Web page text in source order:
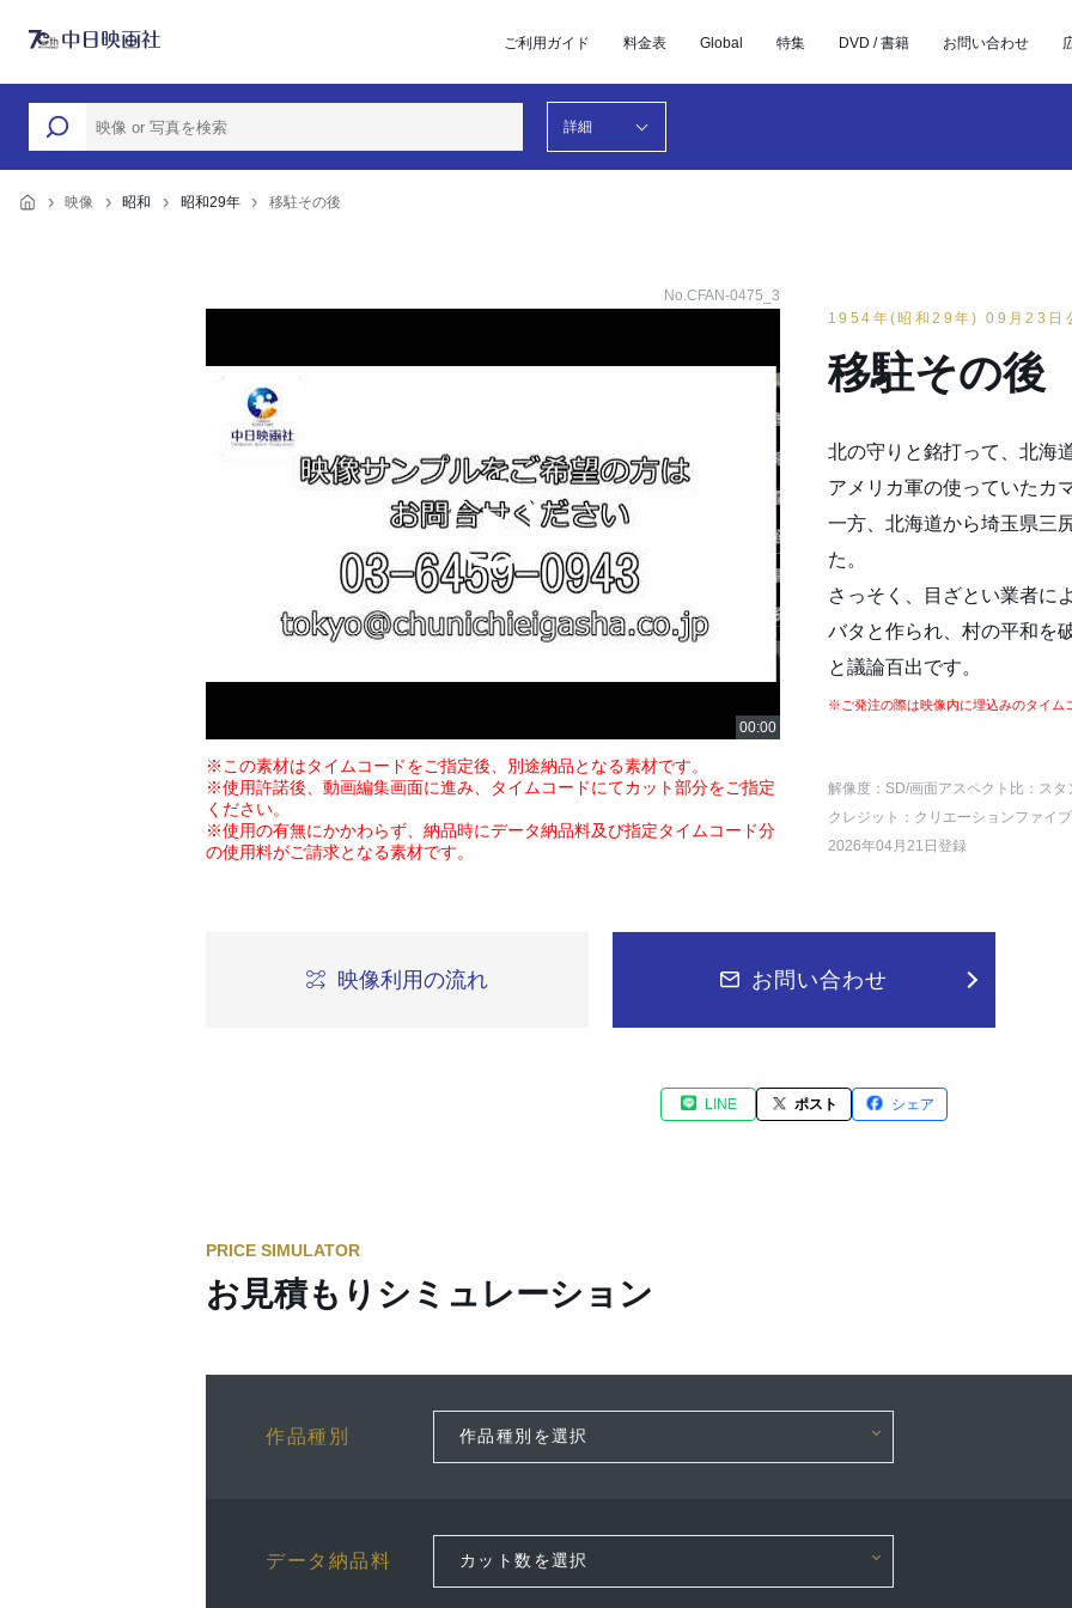
ご利用ガイド 料金表 Global 特集 DVD / 書籍 お問い合わせ
詳細
映像 昭和 昭和29年 移駐その後
No.CFAN-0475_3
※この素材はタイムコードをご指定後、別途納品となる素材です。
※使用許諾後、動画編集画面に進み、タイムコードにてカット部分をご指定
ください。
※使用の有無にかかわらず、納品時にデータ納品料及び指定タイムコード分
の使用料がご請求となる素材です。
1954年(昭和29年) 09月23日
移駐その後
北の守りと銘打って、北海
アメリカ軍の使っていたカ
一方、北海道から埼玉県三
た。
さっそく、目ざとい業者に
バタと作られ、村の平和を
と議論百出です。
※ご発注の際は映像内に埋込みのタイム
解像度：SD/画面アスペクト比：スタ
クレジット：クリエーションファイ
2026年04月21日登録
映像利用の流れ お問い合わせ
LINE ポスト シェア
PRICE SIMULATOR
お見積もりシミュレーション
作品種別
データ納品料